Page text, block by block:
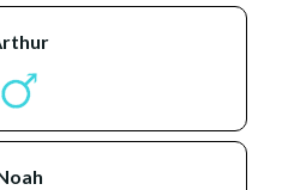
arthur
noah